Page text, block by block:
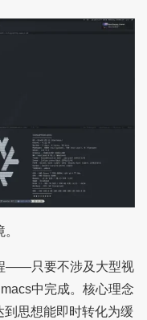
——只要不涉及大型视
中完成。核心理念
思想能即时转化为缓